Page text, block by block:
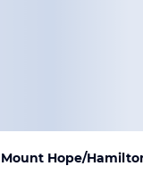
Mount Hope/